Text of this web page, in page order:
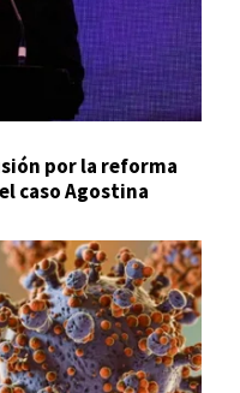
por la reforma
caso Agostina